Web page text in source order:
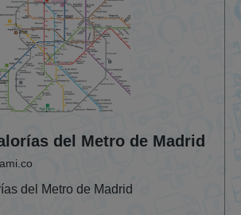
del Metro de Madrid
del Metro de Madrid